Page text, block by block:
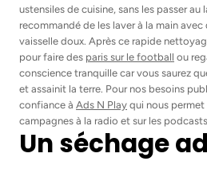
ustensiles de cuisine, sans les passer au
recommandé de les laver à la main
vaisselle doux. Après ce rapide
pour faire des paris sur le football ou
conscience tranquille car vous saurez
et assainit la terre. Pour nos besoins
confiance à Ads N Play qui nous
campagnes à la radio et sur les
Un séchage